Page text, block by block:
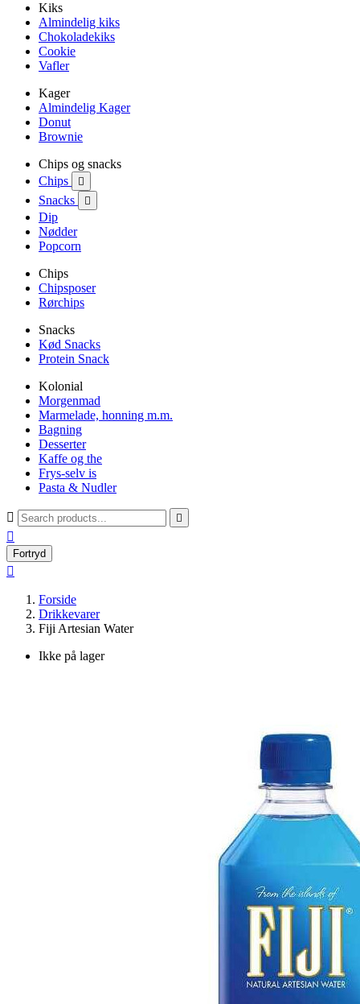
Kiks
Almindelig kiks
Chokoladekiks
Cookie
Vafler
Kager
Almindelig Kager
Donut
Brownie
Chips og snacks
Chips

Snacks 
Dip
Nødder
Popcorn
Chips
Chipsposer
Rørchips
Snacks
Kød Snacks
Protein Snack
Kolonial
Morgenmad
Marmelade, honning m.m.
Bagning
Desserter
Kaffe og the
Frys-selv is
Pasta & Nudler
 

Fortryd

Forside
Drikkevarer
Fiji Artesian Water
Ikke på lager